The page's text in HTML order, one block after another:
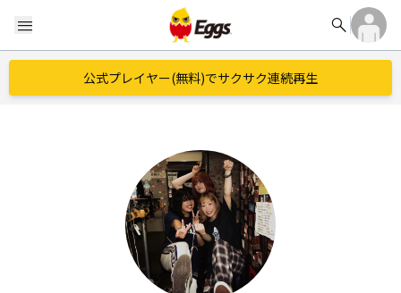
menu search
公式プレイヤー(無料)でサクサク連続再生